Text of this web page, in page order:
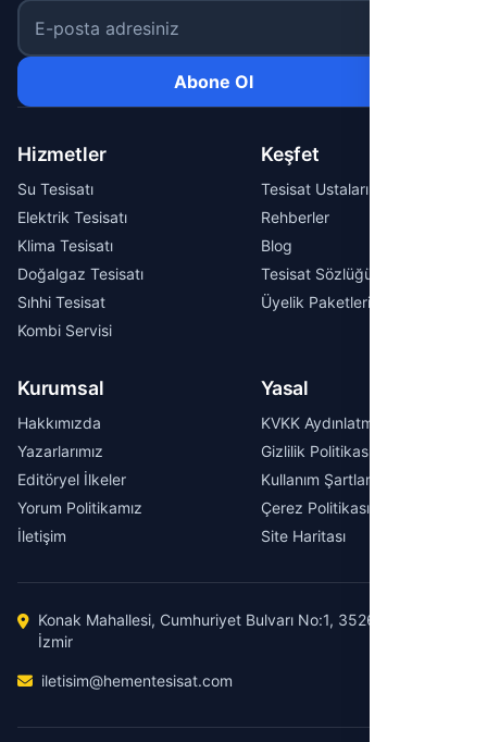
E-posta adresiniz
Abone Ol
Hizmetler
Su Tesisatı
Elektrik Tesisatı
Klima Tesisatı
Doğalgaz Tesisatı
Sıhhi Tesisat
Kombi Servisi
Keşfet
Tesisat Ustaları
Rehberler
Blog
Tesisat Sözlüğü
Üyelik Paketleri
Kurumsal
Hakkımızda
Yazarlarımız
Editöryel İlkeler
Yorum Politikamız
İletişim
Yasal
KVKK Aydınlatma Metni
Gizlilik Politikası
Kullanım Şartları
Çerez Politikası
Site Haritası
Konak Mahallesi, Cumhuriyet Bulvarı No:1, 35260 Konak /
İzmir
iletisim@hementesisat.com